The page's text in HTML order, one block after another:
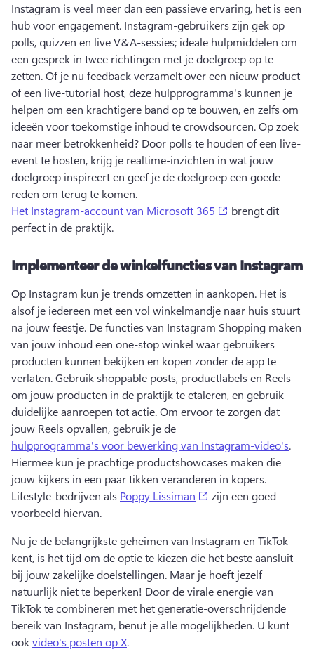
Instagram is veel meer dan een passieve ervaring, het is een
hub voor engagement. Instagram-gebruikers zijn gek op
polls, quizzen en live V&A-sessies; ideale hulpmiddelen om
een gesprek in twee richtingen met je doelgroep op te
zetten. Of je nu feedback verzamelt over een nieuw product
of een live-tutorial host, deze hulpprogramma's kunnen je
helpen om een krachtigere band op te bouwen, en zelfs om
ideeën voor toekomstige inhoud te crowdsourcen. Op zoek
naar meer betrokkenheid? Door polls te houden of een live-
event te hosten, krijg je realtime-inzichten in wat jouw
doelgroep inspireert en geef je de doelgroep een goede
reden om terug te komen.
Het Instagram-account van Microsoft 365
(opens in a new
brengt dit
perfect in de praktijk.
Implementeer de winkelfuncties van Instagram
Op Instagram kun je trends omzetten in aankopen. Het is
alsof je iedereen met een vol winkelmandje naar huis stuurt
na jouw feestje. De functies van Instagram Shopping maken
van jouw inhoud een one-stop winkel waar gebruikers
producten kunnen bekijken en kopen zonder de app te
verlaten. Gebruik shoppable posts, productlabels en Reels
om jouw producten in de praktijk te etaleren, en gebruik
duidelijke aanroepen tot actie. Om ervoor te zorgen dat
jouw Reels opvallen, gebruik je de
hulpprogramma's voor bewerking van Instagram-video's.
Hiermee kun je prachtige productshowcases maken die
Lifestyle-bedrijven als Poppy Lissiman (opens in a new tab)
zijn een goed
voorbeeld hiervan.
Nu je de belangrijkste geheimen van Instagram en TikTok
kent, is het tijd om de optie te kiezen die het beste aansluit
bij jouw zakelijke doelstellingen. Maar je hoeft jezelf
natuurlijk niet te beperken! Door de virale energie van
TikTok te combineren met het generatie-overschrijdende
bereik van Instagram, benut je alle mogelijkheden. U kunt
ook video's posten op X.